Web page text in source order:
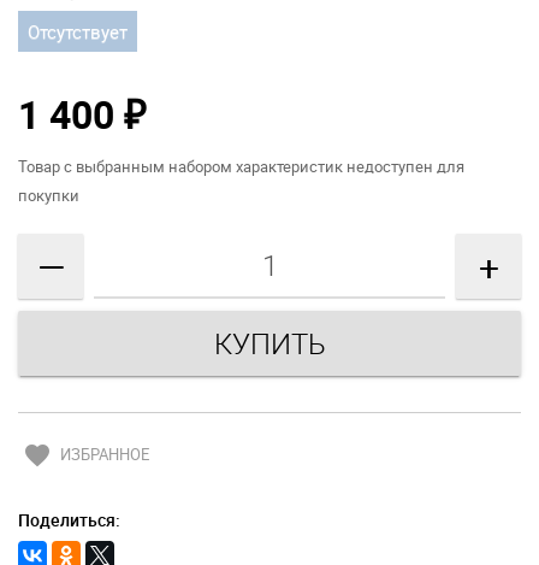
Отсутствует
1 400 ₽
Товар с выбранным набором характеристик недоступен для
покупки
— +
favorite ИЗБРАННОЕ
Поделиться: